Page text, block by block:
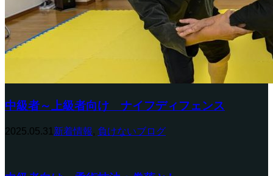
中級者～上級者向け ナイフディフェンス
2025.05.31 新着情報 , 負けないブログ